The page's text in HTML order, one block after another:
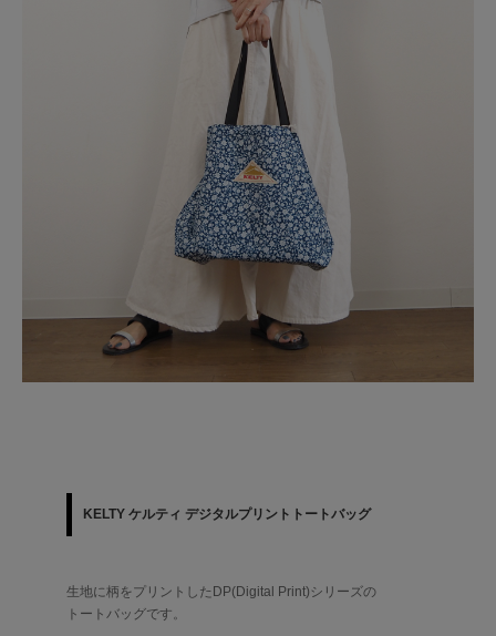
KELTY ケルティ デジタルプリントトートバッグ
生地に柄をプリントしたDP(Digital Print)シリーズの
トートバッグです。